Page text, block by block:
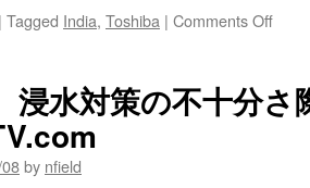
| Tagged India, Toshiba | Comments Offon
U.S.
水対策の不十分さ
by nfield